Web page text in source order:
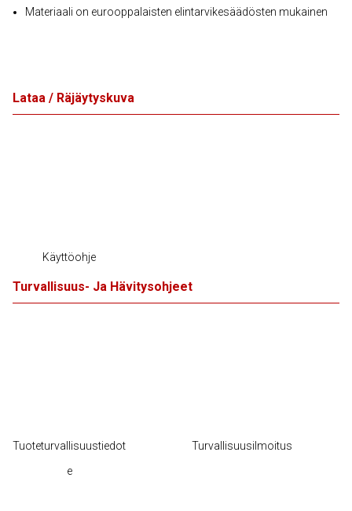
Materiaali on eurooppalaisten elintarvikesäädösten mukainen
Lataa / Räjäytyskuva
Käyttöohje
Turvallisuus- Ja Hävitysohjeet
Tuoteturvallisuustiedot
e
Turvallisuusilmoitus